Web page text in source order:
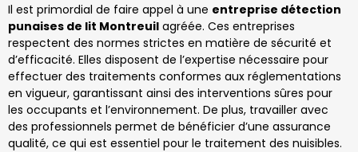
Il est primordial de faire appel à une entreprise détection
punaises de lit Montreuil agréée. Ces entreprises
respectent des normes strictes en matière de sécurité et
d’efficacité. Elles disposent de l’expertise nécessaire pour
effectuer des traitements conformes aux réglementations
en vigueur, garantissant ainsi des interventions sûres pour
les occupants et l’environnement. De plus, travailler avec
des professionnels permet de bénéficier d’une assurance
qualité, ce qui est essentiel pour le traitement des nuisibles.